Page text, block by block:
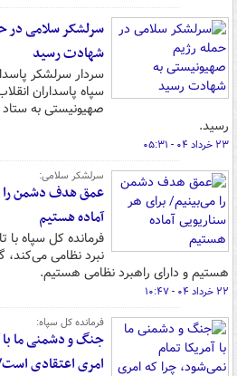
سرلشکر سلامی در
شهادت رسید
سردار سرلشکر
سپاه پاسداران
صهیونیستی به
رسید.
۲۳ خرداد ۰۴ - ۰۵:۳۱
سرلشکر سلامی:
عمق هدف دشمن را
آماده هستیم
فرمانده کل سپاه با
نبرد نظامی می‌کند،
هستیم و دارای راهبرد نظامی هستیم.
۲۲ خرداد ۰۴ - ۱۰:۴۷
فرمانده کل سپاه:
جنگ و دشمنی ما با
امری اعتقادی